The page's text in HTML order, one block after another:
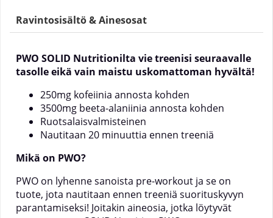
Ravintosisältö & Ainesosat
PWO SOLID Nutritionilta vie treenisi seuraavalle
tasolle eikä vain maistu uskomattoman hyvältä!
250mg kofeiinia annosta kohden
3500mg beeta-alaniinia annosta kohden
Ruotsalaisvalmisteinen
Nautitaan 20 minuuttia ennen treeniä
Mikä on PWO?
PWO on lyhenne sanoista pre-workout ja se on
tuote, jota nautitaan ennen treeniä suorituskyvyn
parantamiseksi! Joitakin aineosia, jotka löytyvät